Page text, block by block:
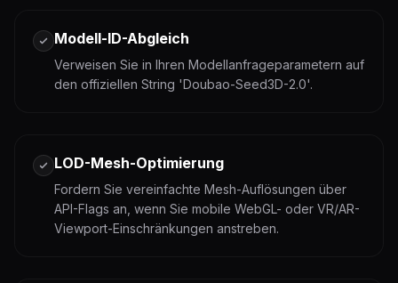
Modell-ID-Abgleich
Verweisen Sie in Ihren Modellanfrageparametern auf
den offiziellen String 'Doubao-Seed3D-2.0'.
LOD-Mesh-Optimierung
Fordern Sie vereinfachte Mesh-Auflösungen über
API-Flags an, wenn Sie mobile WebGL- oder VR/AR-
Viewport-Einschränkungen anstreben.